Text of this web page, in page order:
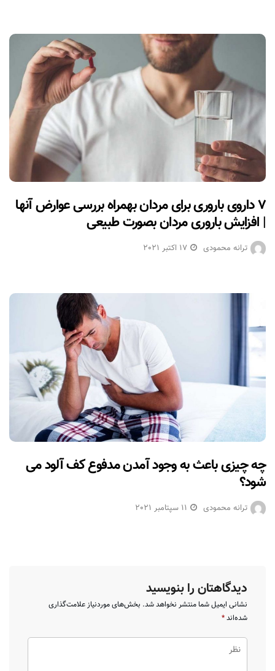
۷ داروی باروری برای مردان بهمراه بررسی عوارض آنها
| افزایش باروری مردان بصورت طبیعی
ترانه محمودی 17 اکتبر 2021
چه چیزی باعث به وجود آمدن مدفوع کف آلود می
شود؟
ترانه محمودی 11 سپتامبر 2021
دیدگاهتان را بنویسید
نشانی ایمیل شما منتشر نخواهد شد. بخش‌های موردنیاز علامت‌گذاری
شده‌اند*